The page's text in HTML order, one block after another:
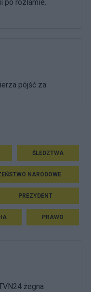
po rozłamie.
pójść za
ŚLEDZTWA
NARODOWE
PREZYDENT
PRAWO
żegna